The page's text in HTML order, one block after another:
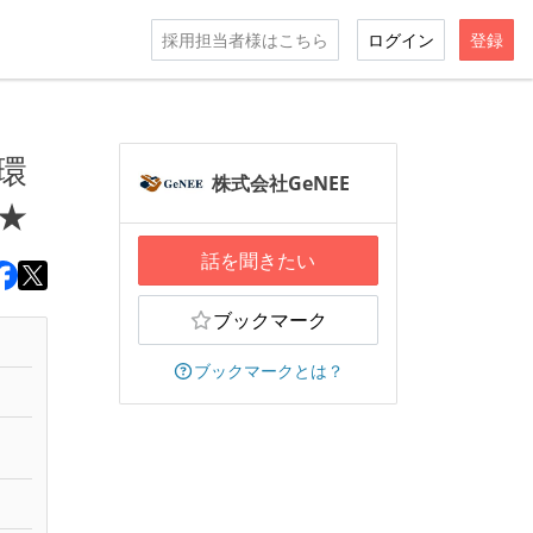
採用担当者様はこちら ログイン 登録
株式会社GeNEE
話を聞きたい
ブックマーク
ブックマークとは？